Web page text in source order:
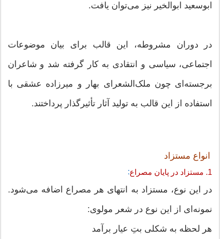
ابوسعید ابوالخیر نیز می‌توان یافت.
در دوران مشروطه، این قالب برای بیان موضوعات
اجتماعی، سیاسی و انتقادی به کار گرفته شد و شاعران
برجسته‌ای چون ملک‌الشعرای بهار و میرزاده عشقی با
استفاده از این قالب به تولید آثار تأثیرگذار پرداختند.
انواع مستزاد
1. مستزاد در پایان مصراع :
در این نوع، مستزاد به انتهای هر مصراع اضافه می‌شود.
نمونه‌ای از این نوع در شعر مولوی:
هر لحظه به شکلی بتِ عیار برآمد